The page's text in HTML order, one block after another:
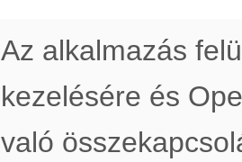
Az alkalmazás
kezelésére és
való